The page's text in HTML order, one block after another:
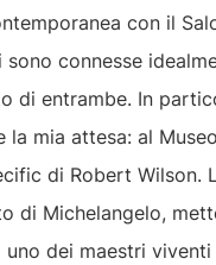
con il
sono connesse
di entrambe. In
la mia attesa: al
di Robert Wilson.
di Michelangelo,
dei maestri viventi